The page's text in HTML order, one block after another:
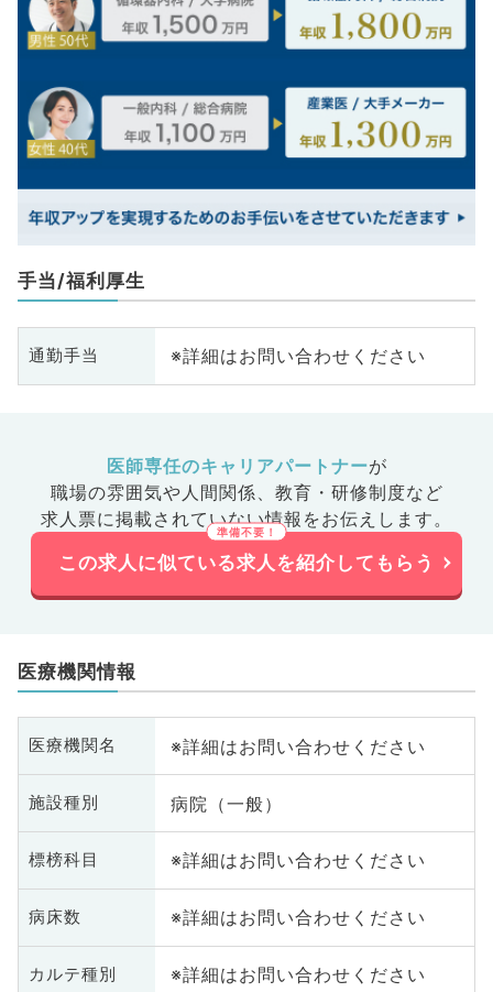
手当/福利厚生
通勤手当 ※詳細はお問い合わせください
医師専任のキャリアパートナーが
職場の雰囲気や人間関係、 教育・研修制度など
求人票に掲載されていない情報をお伝えします。
この求人に似ている求人を紹介してもらう
医療機関情報
医療機関名 ※詳細はお問い合わせください
施設種別 病院（一般）
標榜科目 ※詳細はお問い合わせください
病床数 ※詳細はお問い合わせください
カルテ種別 ※詳細はお問い合わせください